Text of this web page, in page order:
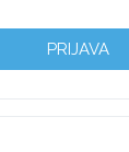
PRIJAVA